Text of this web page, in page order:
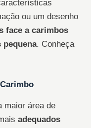
ou um desenho
face a carimbos
pequena. Conheça
maior área de
adequados